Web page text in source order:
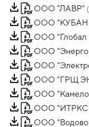
ООО "ЛАВР"
ООО
ООО "Глобал
ООО
ООО
ООО "ГРЩ
ООО
ООО
ООО